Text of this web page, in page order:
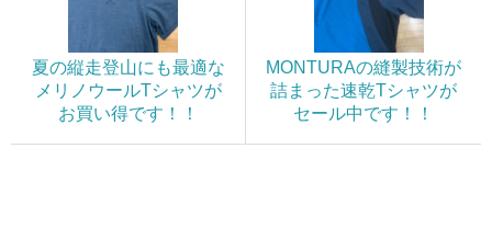
夏の縦走登山にも最適な
メリノウールTシャツが
お買い得です！！
MONTURAの縫製技術が
詰まった速乾Tシャツが
セール中です！！